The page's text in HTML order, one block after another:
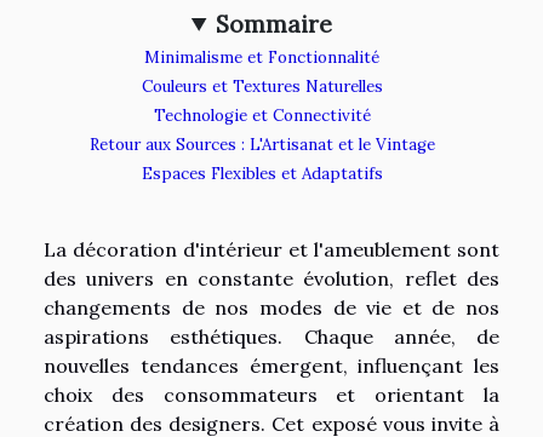
Sommaire
Minimalisme et Fonctionnalité
Couleurs et Textures Naturelles
Technologie et Connectivité
Retour aux Sources : L'Artisanat et le Vintage
Espaces Flexibles et Adaptatifs
La décoration d'intérieur et l'ameublement sont
des univers en constante évolution, reflet des
changements de nos modes de vie et de nos
aspirations esthétiques. Chaque année, de
nouvelles tendances émergent, influençant les
choix des consommateurs et orientant la
création des designers. Cet exposé vous invite à